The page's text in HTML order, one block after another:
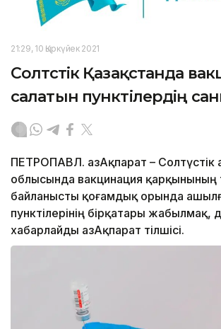
21:29, 10 Қыркүйек 2021
Солтүстік Қазақстанда
салатын пунктілердің
ПЕТРОПАВЛ. ҚазАқпарат – Солтүстік
облысында вакцинация қарқынының
байланысты қоғамдық орында
пунктілерінің бірқатары жабылмақ,
хабарлайды ҚазАқпарат тілшісі.